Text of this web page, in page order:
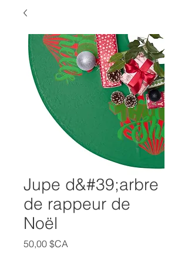
Jupe d&#39;arbre
de rappeur de
Noël
50,00 $CA